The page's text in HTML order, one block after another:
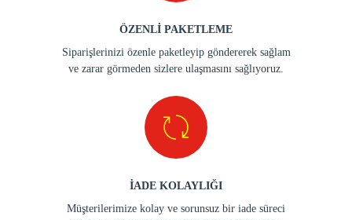
ÖZENLİ PAKETLEME
Siparişlerinizi özenle paketleyip göndererek sağlam
ve zarar görmeden sizlere ulaşmasını sağlıyoruz.
İADE KOLAYLIĞI
Müşterilerimize kolay ve sorunsuz bir iade süreci